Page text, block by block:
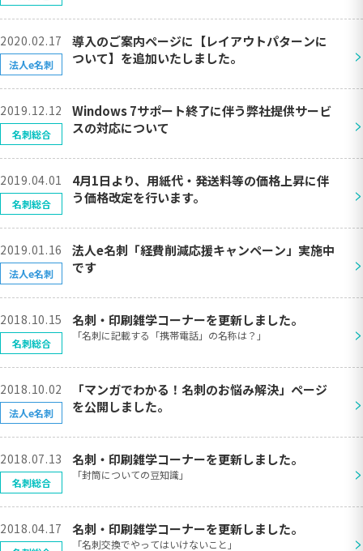
2020.02.17
導入のご案内ページに【レイアウトパターンに
ついて】を追加いたしました。
>
法人e名刺
2019.12.12
Windows 7サポート終了に伴う弊社提供サービ
スの対応について
>
名刺総合
2019.04.01
4月1日より、用紙代・発送料等の価格上昇に伴
う価格改定を行います。
>
名刺総合
2019.01.16
法人e名刺「経費削減応援キャンペーン」実施中
です
>
法人e名刺
2018.10.15 名刺・印刷雑学コーナーを更新しました。
「名刺に記載する「携帯電話」の名称は？」 >
名刺総合
2018.10.02
「マンガでわかる！名刺のお悩み解決」ページ
を公開しました。
>
法人e名刺
2018.07.13 名刺・印刷雑学コーナーを更新しました。
「封筒についての豆知識」 >
名刺総合
2018.04.17 名刺・印刷雑学コーナーを更新しました。
「名刺交換でやってはいけないこと」 >